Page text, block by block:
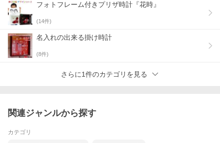
還暦のお祝い（赤色のラッピング）
のラッピング）
ご注文時にご指定下さい。
還暦祝いの時計商品一覧
フォトフレーム付きプリザ時計『花時』
(14件)
名入れの出来る掛け時計
(8件)
さらに1件のカテゴリを見る
関連ジャンルから探す
カテゴリ